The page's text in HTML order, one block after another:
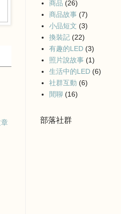
商品 (26)
商品故事 (7)
小品短文 (3)
換裝記 (22)
有趣的LED (3)
照片說故事 (1)
生活中的LED (6)
社群互動 (6)
閒聊 (16)
部落社群